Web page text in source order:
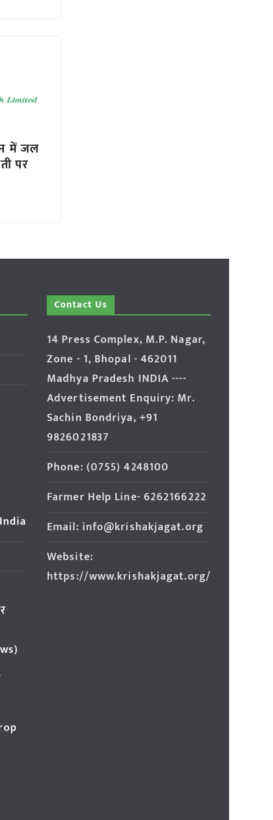
में जल
पर
Contact Us
14 Press Complex, M.P. Nagar,
Zone - 1, Bhopal - 462011
Madhya Pradesh INDIA ----
Advertisement Enquiry: Mr.
Sachin Bondriya, +91
9826021837
Phone: (0755) 4248100
Farmer Help Line- 6262166222
Email: info@krishakjagat.org
Website:
https://www.krishakjagat.org/